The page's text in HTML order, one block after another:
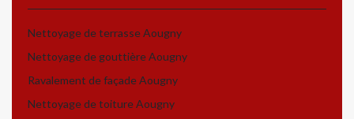
Nettoyage de terrasse Aougny
Nettoyage de gouttière Aougny
Ravalement de façade Aougny
Nettoyage de toiture Aougny